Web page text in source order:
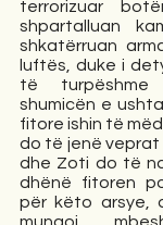
terrorizuar
shpartalluan
shkatërruan
luftës, duke i
të
shumicën e
fitore ishin të
do të jenë
dhe Zoti do të
dhënë fitoren
për këto arsye,